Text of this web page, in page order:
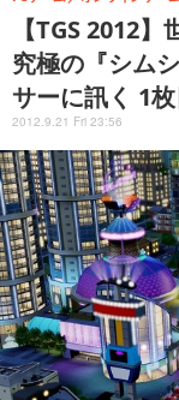
【TGS 2012
究極の『シム
サーに訊く 1
2012.9.21 Fri 23:56